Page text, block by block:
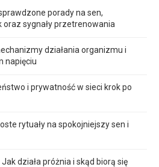
porady na sen,
sygnały przetrenowania
działania organizmu i
napięciu
i prywatność w sieci krok po
rytuały na spokojniejszy sen i
działa próżnia i skąd biorą się